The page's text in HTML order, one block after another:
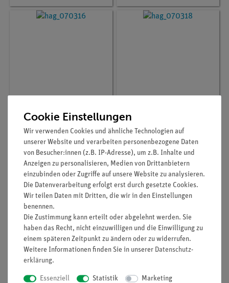
Artikel-Nr.:HAG-070316
Lehrtafel Apfelbaum -
Leinwand 85 x 120 cm
103,00 €
Artikel-Nr.:
Lehrtafel Rosskastanie -
Leinwand 85 x 120 cm
103,00 €
Cookie Einstellungen
Wir verwenden Cookies und ähnliche Technologien auf
unserer Website und verarbeiten personenbezogene Daten
von Besucher:innen (z.B. IP-Adresse), um z.B. Inhalte und
Anzeigen zu personalisieren, Medien von Drittanbietern
einzubinden oder Zugriffe auf unsere Website zu analysieren.
Die Datenverarbeitung erfolgt erst durch gesetzte Cookies.
Wir teilen Daten mit Dritten, die wir in den Einstellungen
benennen.
Die Zustimmung kann erteilt oder abgelehnt werden. Sie
haben das Recht, nicht einzuwilligen und die Einwilligung zu
einem späteren Zeitpunkt zu ändern oder zu widerrufen.
Weitere Informationen finden Sie in unserer Daten­schutz­
erklärung.
Essenziell Statistik Marketing